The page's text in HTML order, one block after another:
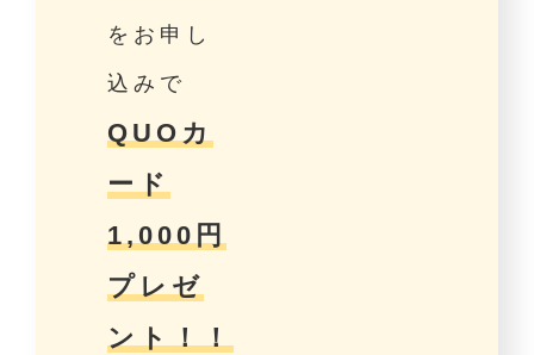
をお申し
込みで
QUOカ
ード
1,000円
プレゼ
ント！！